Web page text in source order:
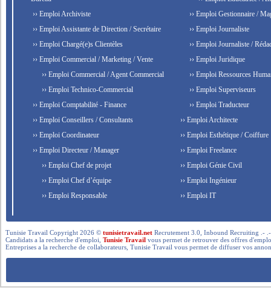
›› Emploi Archiviste
›› Emploi Assistante de Direction / Secrétaire
›› Emploi Chargé(e)s Clientèles
›› Emploi Commercial / Marketing / Vente
›› Emploi Commercial / Agent Commercial
›› Emploi Technico-Commercial
›› Emploi Comptabilité - Finance
›› Emploi Conseillers / Consultants
›› Emploi Coordinateur
›› Emploi Directeur / Manager
›› Emploi Chef de projet
›› Emploi Chef d’équipe
›› Emploi Responsable
›› Emploi Gestionnaire /
›› Emploi Journaliste
›› Emploi Journaliste /
›› Emploi Juridique
›› Emploi Ressources
›› Emploi Superviseurs
›› Emploi Traducteur
›› Emploi Architecte
›› Emploi Esthétique / Coiffure
›› Emploi Freelance
›› Emploi Génie Civil
›› Emploi Ingénieur
›› Emploi IT
Tunisie Travail Copyright 2026 ©tunisietravail.net Recrutement 3.0, Inbound Recruiting .-
Candidats a la recherche d'emploi,Tunisie Travail vous permet de retrouver des offres
Entreprises a la recherche de collaborateurs, Tunisie Travail vous permet de diffuser vos